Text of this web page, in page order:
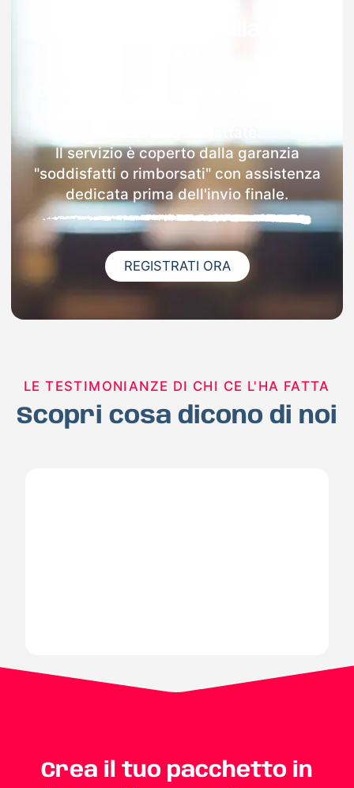
Il servizio è coperto dalla garanzia
"soddisfatti o rimborsati" con assistenza
dedicata prima dell'invio finale.
REGISTRATI ORA
LE TESTIMONIANZE DI CHI CE L'HA FATTA
Scopri cosa dicono di noi
Crea il tuo pacchetto in